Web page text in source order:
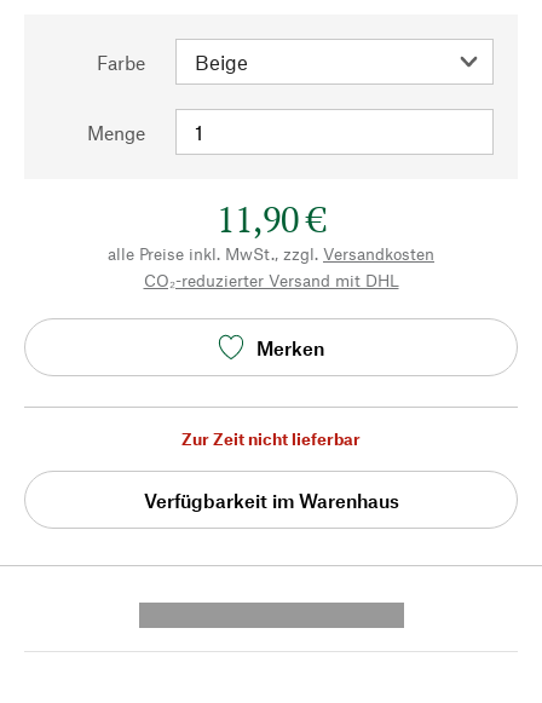
Farbe
Menge
11,90 €
alle Preise inkl. MwSt., zzgl. Versandkosten
CO₂-reduzierter Versand mit DHL
Merken
Zur Zeit nicht lieferbar
Verfügbarkeit im Warenhaus